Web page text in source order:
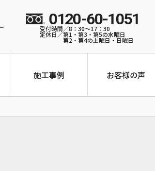
0120-60-1051
受付時間／8：30～17：30
定休日／第1・第3・第5の水曜日
第2・第4の土曜日・日曜日
施工事例 お客様の声